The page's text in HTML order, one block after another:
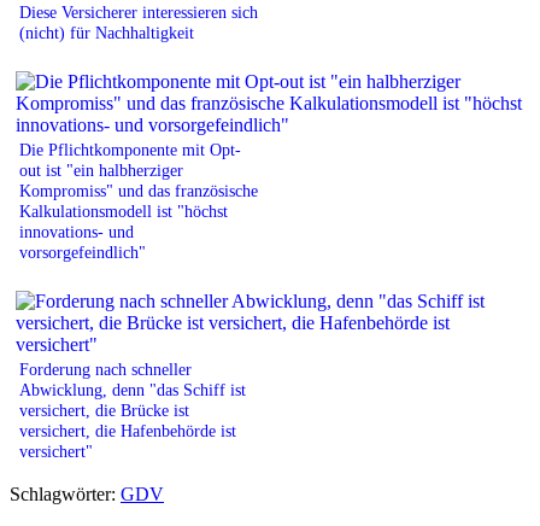
Diese Versicherer interessieren sich
(nicht) für Nachhaltigkeit
Die Pflichtkomponente mit Opt-
out ist "ein halbherziger
Kompromiss" und das französische
Kalkulationsmodell ist "höchst
innovations- und
vorsorgefeindlich"
Forderung nach schneller
Abwicklung, denn "das Schiff ist
versichert, die Brücke ist
versichert, die Hafenbehörde ist
versichert"
Schlagwörter: GDV